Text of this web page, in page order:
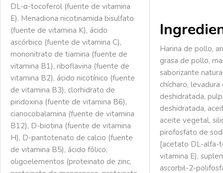
DL-α-tocoferol (fuente de vitamina
E). Menadiona nicotinamida bisulfato
(fuente de vitamina K), ácido
ascórbico (fuente de vitamina C),
mononitrato de tiamina (fuente de
vitamina B1), riboflavina (fuente de
vitamina B2), ácido nicotínico (fuente
de vitamina B3), clorhidrato de
piridoxina (fuente de vitamina B6),
cianocobalamina (fuente de vitamina
B12), D-biotina (fuente de vitamina
H), D-pantotenato de calcio (fuente
de vitamina B5), ácido fólico,
oligoelementos (proteinato de zinc,
Harina de pollo,
grasa de pollo,
saborizante
chícharo,
deshidratada,
deshidratada,
aceite vegetal,
pirofosfato de
[acetato DL-alfa-
vitamina E),
ascorbil-2-